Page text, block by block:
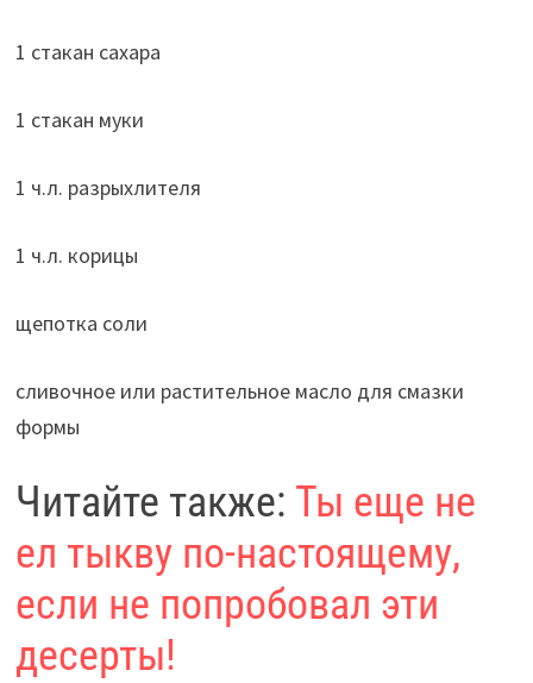
1 стакан сахара
1 стакан муки
1 ч.л. разрыхлителя
1 ч.л. корицы
щепотка соли
сливочное или растительное масло для смазки
формы
Читайте также: Ты еще не
ел тыкву по-настоящему,
если не попробовал эти
десерты!